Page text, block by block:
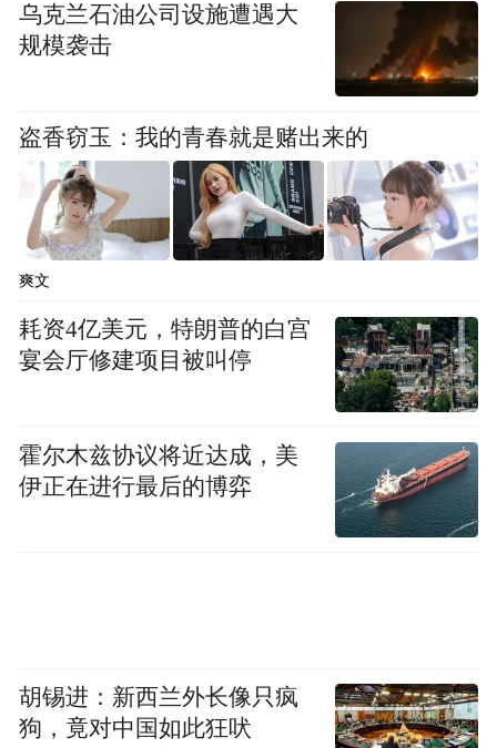
成鲜明的时代特征，在中国绘画史上具有承
上启下的意义。”看着殿内壁画，永乐宫壁画
殿的大门，几乎人人都会被殿内壁画的磅礴
气势所征服。”
自《黑神话·悟空》游戏发行以来，越来越多
的游客跟随“天命人”的足迹，来到永乐宫打
卡，开启一场场文化之旅。
乌克兰石油公司设施遭遇大
规模袭击
盗香窃玉：我的青春就是赌出来的
爽文
耗资4亿美元，特朗普的白宫
宴会厅修建项目被叫停
霍尔木兹协议将近达成，美
伊正在进行最后的博弈
胡锡进：新西兰外长像只疯
狗，竟对中国如此狂吠